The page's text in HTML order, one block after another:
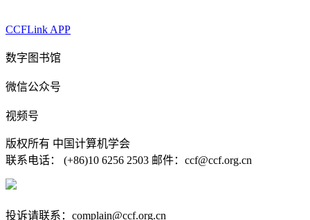
CCFLink APP
数字图书馆
微信公众号
视频号
版权所有 中国计算机学会
联系电话： (+86)10 6256 2503 邮件：ccf@ccf.org.cn
投诉请联系：complain@ccf.org.cn